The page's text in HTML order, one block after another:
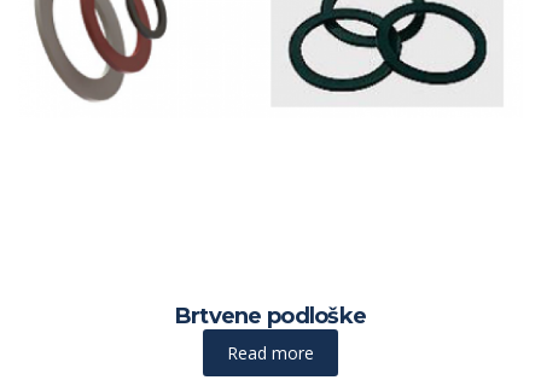
Brtvene podloške
Read more